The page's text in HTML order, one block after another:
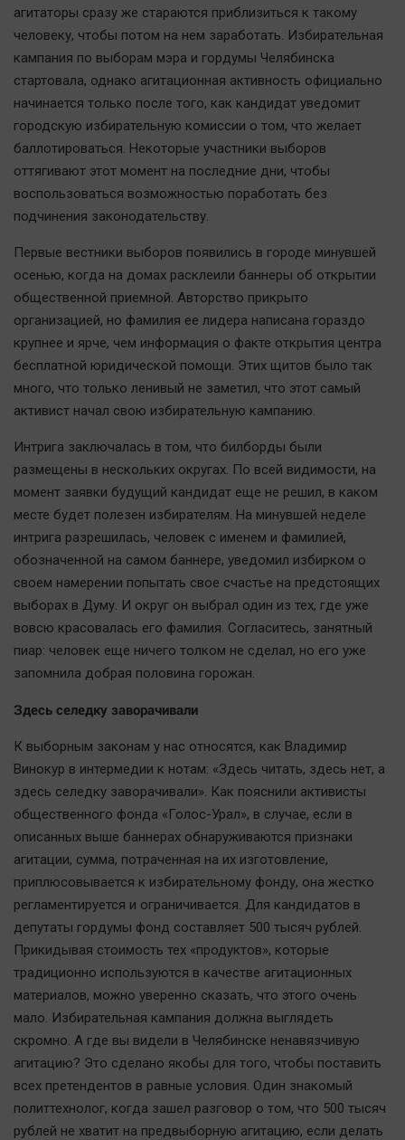
Челябинск космический
Другие рубрики
English version
Online-консультация
Актуальная тема
Афиша
Быстрый медиазавод
Вирус чтения
Гороскоп
Дети
ЖКХ
Интервью
Качество жизни
Конкурс
Народная журналистика
Обсуждаем
Отдых
Персона
Последняя инстанция
Тенденции
Точка на карте
агитаторы сразу же стараются приблизиться к такому
человеку, чтобы потом на нем заработать. Избирательная
кампания по выборам мэра и гордумы Челябинска
стартовала, однако агитационная активность официально
начинается только после того, как кандидат уведомит
городскую избирательную комиссии о том, что желает
баллотироваться. Некоторые участники выборов
оттягивают этот момент на последние дни, чтобы
воспользоваться возможностью поработать без
подчинения законодательству.
Первые вестники выборов появились в городе минувшей
осенью, когда на домах расклеили баннеры об открытии
общественной приемной. Авторство прикрыто
организацией, но фамилия ее лидера написана гораздо
крупнее и ярче, чем информация о факте открытия центра
бесплатной юридической помощи. Этих щитов было так
много, что только ленивый не заметил, что этот самый
активист начал свою избирательную кампанию.
Интрига заключалась в том, что билборды были
размещены в нескольких округах. По всей видимости, на
момент заявки будущий кандидат еще не решил, в каком
месте будет полезен избирателям. На минувшей неделе
интрига разрешилась, человек с именем и фамилией,
обозначенной на самом баннере, уведомил избирком о
своем намерении попытать свое счастье на предстоящих
выборах в Думу. И округ он выбрал один из тех, где уже
вовсю красовалась его фамилия. Согласитесь, занятный
пиар: человек еще ничего толком не сделал, но его уже
запомнила добрая половина горожан.
Здесь селедку заворачивали
К выборным законам у нас относятся, как Владимир
Винокур в интермедии к нотам: «Здесь читать, здесь нет, а
здесь селедку заворачивали». Как пояснили активисты
общественного фонда «Голос-Урал», в случае, если в
описанных выше баннерах обнаруживаются признаки
агитации, сумма, потраченная на их изготовление,
приплюсовывается к избирательному фонду, она жестко
регламентируется и ограничивается. Для кандидатов в
депутаты гордумы фонд составляет 500 тысяч рублей.
Прикидывая стоимость тех «продуктов», которые
традиционно используются в качестве агитационных
материалов, можно уверенно сказать, что этого очень
мало. Избирательная кампания должна выглядеть
скромно. А где вы видели в Челябинске ненавязчивую
агитацию? Это сделано якобы для того, чтобы поставить
всех претендентов в равные условия. Один знакомый
политтехнолог, когда зашел разговор о том, что 500 тысяч
рублей не хватит на предвыборную агитацию, если делать